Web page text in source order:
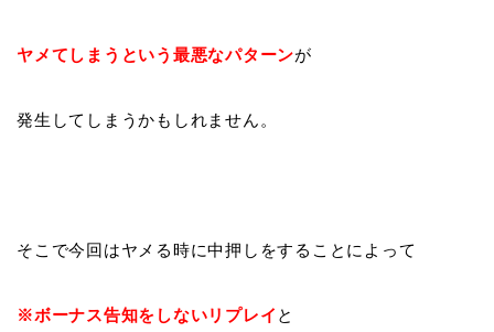
ヤメてしまうという最悪なパターンが
発生してしまうかもしれません。
そこで今回はヤメる時に中押しをすることによって
※ボーナス告知をしないリプレイ と